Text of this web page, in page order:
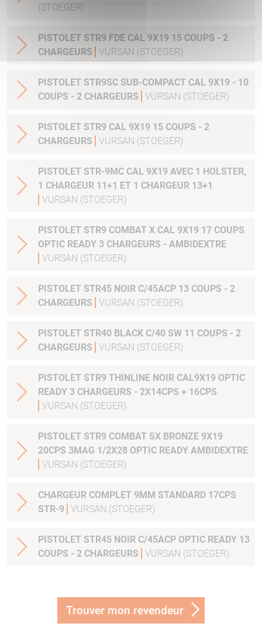
(STOEGER)
PISTOLET STR9 FDE CAL 9X19 15 COUPS - 2
CHARGEURS
VURSAN (STOEGER)
PISTOLET STR9SC SUB-COMPACT CAL 9X19 - 10
COUPS - 2 CHARGEURS
VURSAN (STOEGER)
PISTOLET STR9 CAL 9X19 15 COUPS - 2
CHARGEURS
VURSAN (STOEGER)
PISTOLET STR-9MC CAL 9X19 AVEC 1 HOLSTER,
1 CHARGEUR 11+1 ET 1 CHARGEUR 13+1
VURSAN (STOEGER)
PISTOLET STR9 COMBAT X CAL 9X19 17 COUPS
OPTIC READY 3 CHARGEURS - AMBIDEXTRE
VURSAN (STOEGER)
PISTOLET STR45 NOIR C/45ACP 13 COUPS - 2
CHARGEURS
VURSAN (STOEGER)
PISTOLET STR40 BLACK C/40 SW 11 COUPS - 2
CHARGEURS
VURSAN (STOEGER)
PISTOLET STR9 THINLINE NOIR CAL9X19 OPTIC
READY 3 CHARGEURS - 2X14CPS + 16CPS
VURSAN (STOEGER)
PISTOLET STR9 COMBAT SX BRONZE 9X19
20CPS 3MAG 1/2X28 OPTIC READY AMBIDEXTRE
VURSAN (STOEGER)
CHARGEUR COMPLET 9MM STANDARD 17CPS
STR-9
VURSAN (STOEGER)
PISTOLET STR45 NOIR C/45ACP OPTIC READY 13
COUPS - 2 CHARGEURS
VURSAN (STOEGER)
Trouver mon revendeur